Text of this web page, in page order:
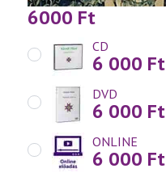
6000 Ft
CD
6 000 Ft
DVD
6 000 Ft
ONLINE
6 000 Ft